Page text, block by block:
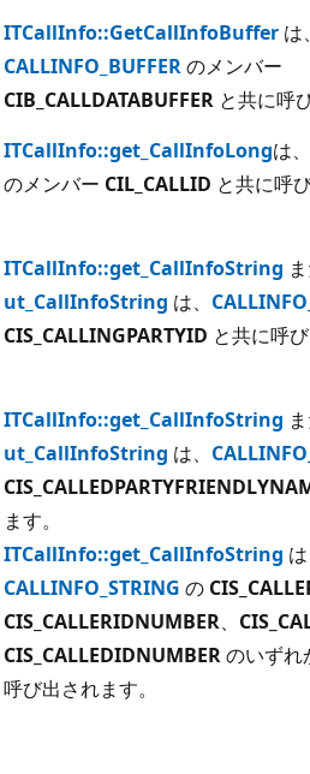
ITCallInfo::GetCallInfoBuffer は、
CALLINFO_BUFFERのメンバー
CIB_CALLDATABUFFER と共に呼
ITCallInfo::get_CallInfoLongは、
のメンバー CIL_CALLID と共に呼
ITCallInfo::get_CallInfoString
ut_CallInfoString は、
CIS_CALLINGPARTYID と共に呼
ITCallInfo::get_CallInfoString
ut_CallInfoString は、
ます。
ITCallInfo::get_CallInfoString は
CALLINFO_STRING の
CIS_CALLERIDNUMBER、
CIS_CALLEDIDNUMBERのいずれ
呼び出されます。